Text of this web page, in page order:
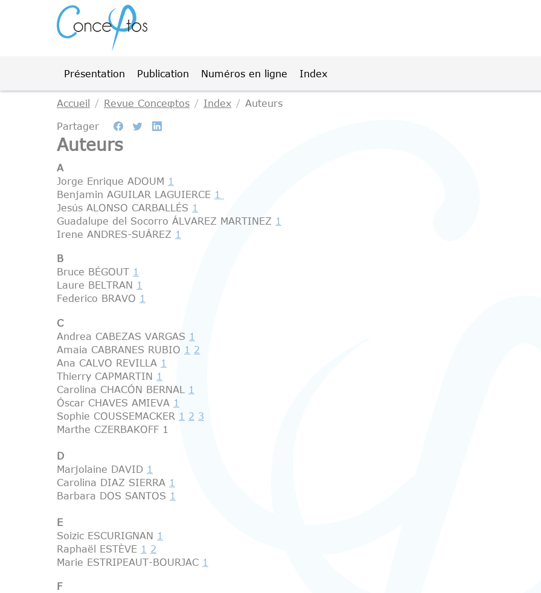
Présentation Publication Numéros en ligne Index
Accueil Revue Conceφtos Index Auteurs
Partager
Auteurs
A
Jorge Enrique ADOUM 1
Benjamin AGUILAR LAGUIERCE 1
Jesús ALONSO CARBALLÉS 1
Guadalupe del Socorro ÁLVAREZ MARTINEZ 1
Irene ANDRES-SUÁREZ 1
B
Bruce BÉGOUT 1
Laure BELTRAN 1
Federico BRAVO 1
C
Andrea CABEZAS VARGAS 1
Amaia CABRANES RUBIO 1
2
Ana CALVO REVILLA 1
Thierry CAPMARTIN 1
Carolina CHACÓN BERNAL
1
Óscar CHAVES AMIEVA 1
Sophie COUSSEMACKER 1 2 3
Marthe CZERBAKOFF 1
D
Marjolaine DAVID 1
Carolina DIAZ SIERRA 1
Barbara DOS SANTOS 1
E
Soizic ESCURIGNAN 1
Raphaël ESTÈVE 1
2
Marie ESTRIPEAUT-BOURJAC 1
F
Gestion des cookies